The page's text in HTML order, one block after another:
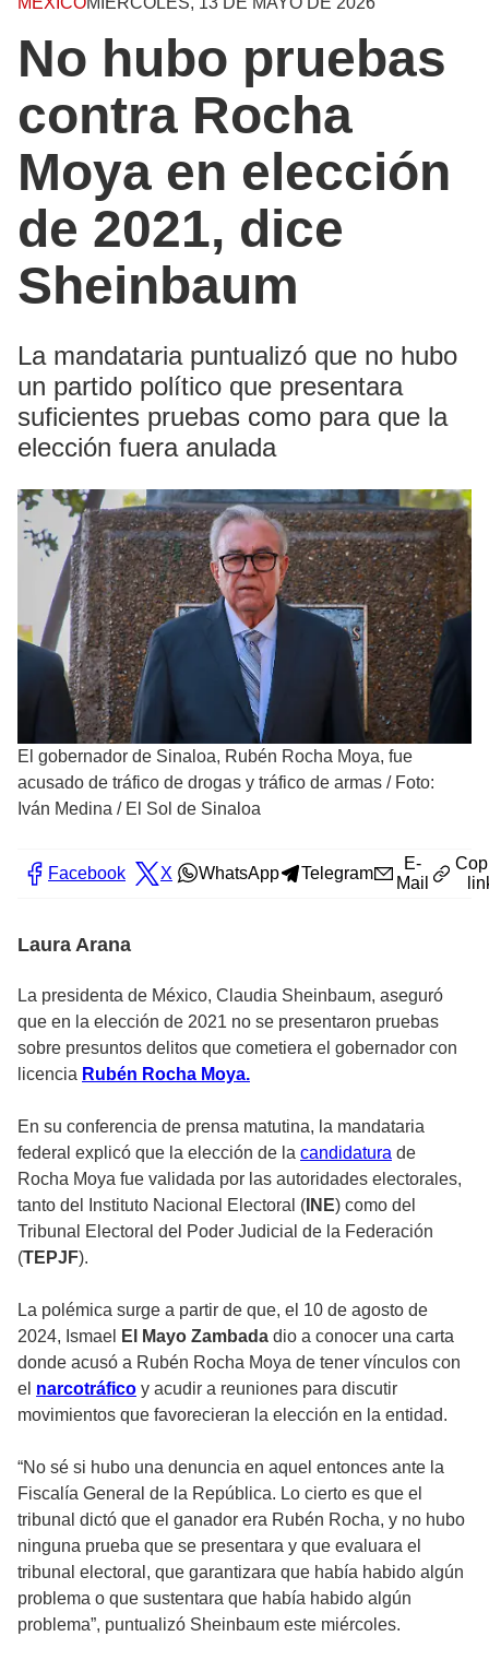
No hubo pruebas
contra Rocha
Moya en elección
de 2021, dice
Sheinbaum
La mandataria puntualizó que no hubo
un partido político que presentara
suficientes pruebas como para que la
elección fuera anulada
El gobernador de Sinaloa, Rubén Rocha Moya, fue
acusado de tráfico de drogas y tráfico de armas / Foto:
Iván Medina / El Sol de Sinaloa
Facebook X WhatsApp Telegram
E-
Mail
Laura Arana
La presidenta de México, Claudia Sheinbaum, aseguró
que en la elección de 2021 no se presentaron pruebas
sobre presuntos delitos que cometiera el gobernador con
licencia Rubén Rocha Moya.
En su conferencia de prensa matutina, la mandataria
federal explicó que la elección de la candidatura de
Rocha Moya fue validada por las autoridades electorales,
tanto del Instituto Nacional Electoral ( INE) como del
Tribunal Electoral del Poder Judicial de la Federación
(TEPJF).
La polémica surge a partir de que, el 10 de agosto de
2024, Ismael
El Mayo Zambada dio a conocer una carta
donde acusó a Rubén Rocha Moya de tener vínculos con
el narcotráfico y acudir a reuniones para discutir
movimientos que favorecieran la elección en la entidad.
“No sé si hubo una denuncia en aquel entonces ante la
Fiscalía General de la República. Lo cierto es que el
tribunal dictó que el ganador era Rubén Rocha, y no hubo
ninguna prueba que se presentara y que evaluara el
tribunal electoral, que garantizara que había habido algún
problema o que sustentara que había habido algún
problema”, puntualizó Sheinbaum este miércoles.